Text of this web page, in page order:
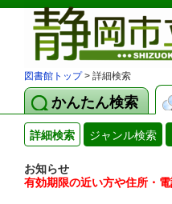
図書館トップ> 詳細検索
かんたん検索
詳細検索 ジャンル検索
お知らせ
有効期限の近い方や住所・